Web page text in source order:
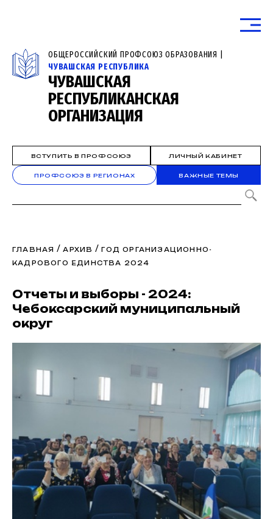
ОБЩЕРОССИЙСКИЙ ПРОФСОЮЗ ОБРАЗОВАНИЯ |
ЧУВАШСКАЯ РЕСПУБЛИКА
ЧУВАШСКАЯ
РЕСПУБЛИКАНСКАЯ
ОРГАНИЗАЦИЯ
ВСТУПИТЬ В ПРОФСОЮЗ ЛИЧНЫЙ КАБИНЕТ
ПРОФСОЮЗ В РЕГИОНАХ ВАЖНЫЕ ТЕМЫ
ГЛАВНАЯ /АРХИВ /ГОД ОРГАНИЗАЦИОННО-
КАДРОВОГО ЕДИНСТВА 2024
Отчеты и выборы - 2024:
Чебоксарский муниципальный
округ